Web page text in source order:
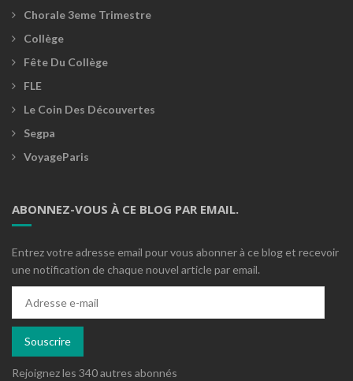
Chorale 3eme Trimestre
Collège
Fête Du Collège
FLE
Le Coin Des Découvertes
Segpa
VoyageParis
ABONNEZ-VOUS À CE BLOG PAR EMAIL.
Entrez votre adresse email pour vous abonner à ce blog et recevoir
une notification de chaque nouvel article par email.
mail
Souscrire
Rejoignez les 340 autres abonnés